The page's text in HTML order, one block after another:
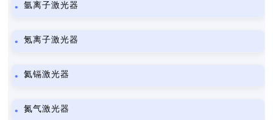
氩离子激光器
氪离子激光器
氦镉激光器
氮气激光器